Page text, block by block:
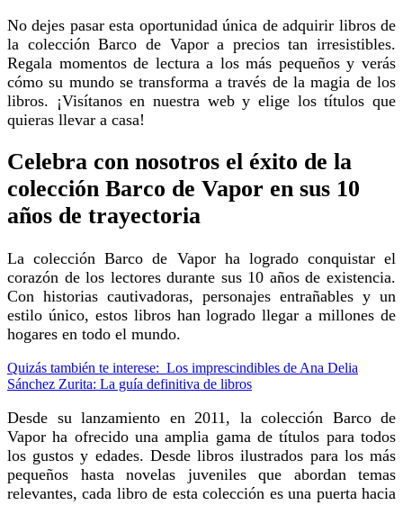
No dejes pasar esta oportunidad única de adquirir libros de
la colección Barco de Vapor a precios tan irresistibles.
Regala momentos de lectura a los más pequeños y verás
cómo su mundo se transforma a través de la magia de los
libros. ¡Visítanos en nuestra web y elige los títulos que
quieras llevar a casa!
Celebra con nosotros el éxito de la
colección Barco de Vapor en sus 10
años de trayectoria
La colección Barco de Vapor ha logrado conquistar el
corazón de los lectores durante sus 10 años de existencia.
Con historias cautivadoras, personajes entrañables y un
estilo único, estos libros han logrado llegar a millones de
hogares en todo el mundo.
Quizás también te interese: Los imprescindibles de Ana Delia
Sánchez Zurita: La guía definitiva de libros
Desde su lanzamiento en 2011, la colección Barco de
Vapor ha ofrecido una amplia gama de títulos para todos
los gustos y edades. Desde libros ilustrados para los más
pequeños hasta novelas juveniles que abordan temas
relevantes, cada libro de esta colección es una puerta hacia